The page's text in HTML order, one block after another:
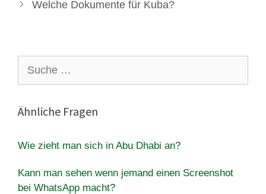
Welche Dokumente für Kuba?
nach:
Ähnliche Fragen
Wie zieht man sich in Abu Dhabi an?
Kann man sehen wenn jemand einen Screenshot
bei WhatsApp macht?